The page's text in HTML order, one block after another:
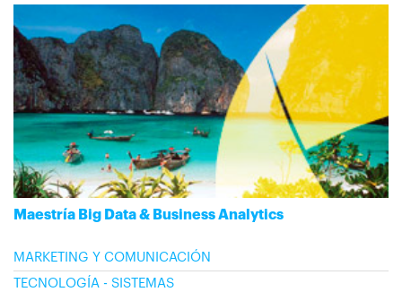
Maestría Big Data & Business Analytics
MARKETING Y COMUNICACIÓN
TECNOLOGÍA - SISTEMAS